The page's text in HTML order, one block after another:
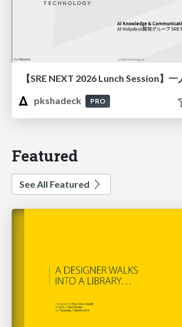
pkshadeck
PRO
Featured
See All Featured